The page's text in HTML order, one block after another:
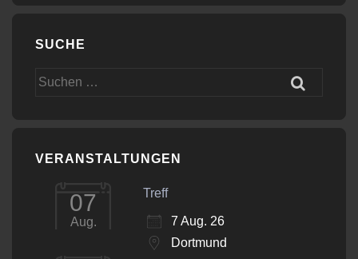
SUCHE
Suchen
VERANSTALTUNGEN
07
Aug.
Treff
7 Aug. 26
Dortmund